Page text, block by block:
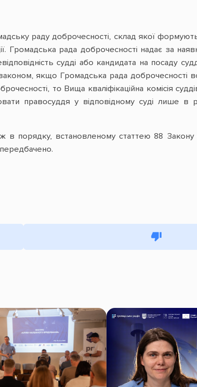
раду доброчесності, склад якої
Громадська рада доброчесності надає за
судді або кандидата на посаду
якщо Громадська рада доброчесності
то Вища кваліфікаційна комісія
правосуддя у відповідному суді лише в
порядку, встановленому статтею 88 Закону